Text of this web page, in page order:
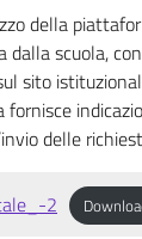
della
dalla scuola,
sito
fornisce
delle
2